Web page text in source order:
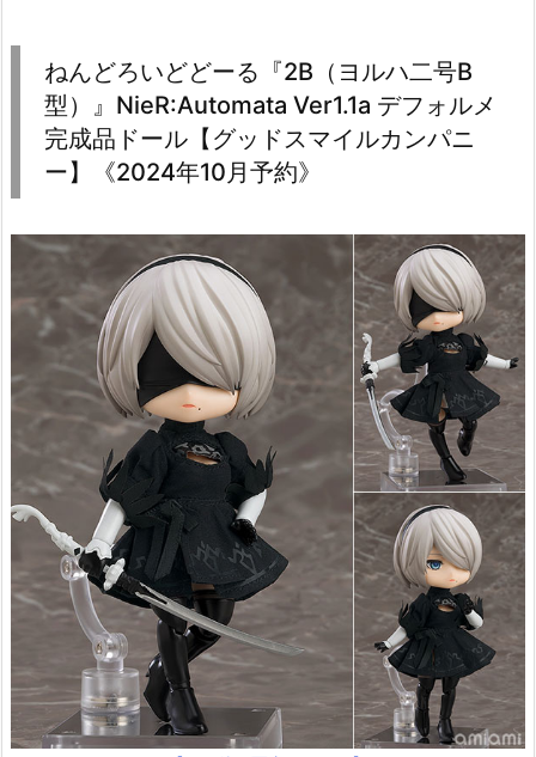
ねんどろいどどーる『2B（ヨルハ二号B
型）』NieR:Automata Ver1.1a デフォルメ
完成品ドール【グッドスマイルカンパニ
ー】《2024年10月予約》